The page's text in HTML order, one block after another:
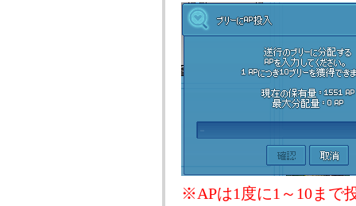
※APは1度に1～10まで